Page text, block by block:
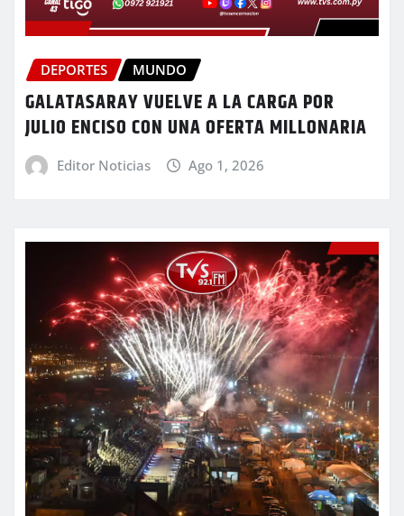
DEPORTES MUNDO
GALATASARAY VUELVE A LA CARGA POR
JULIO ENCISO CON UNA OFERTA MILLONARIA
Editor Noticias Ago 1, 2026